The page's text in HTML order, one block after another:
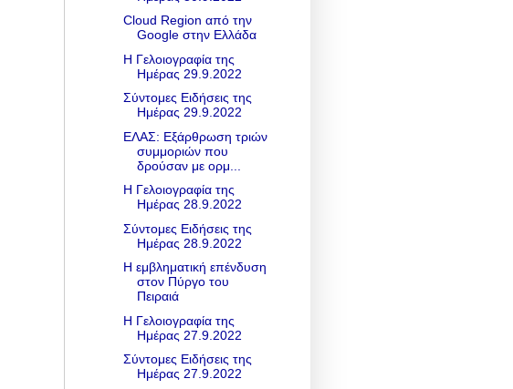
Cloud Region από την
Google στην Ελλάδα
Η Γελοιογραφία της
Ημέρας 29.9.2022
Σύντομες Ειδήσεις της
Ημέρας 29.9.2022
ΕΛΑΣ: Εξάρθρωση τριών
συμμοριών που
δρούσαν με ορμ...
Η Γελοιογραφία της
Ημέρας 28.9.2022
Σύντομες Ειδήσεις της
Ημέρας 28.9.2022
Η εμβληματική επένδυση
στον Πύργο του
Πειραιά
Η Γελοιογραφία της
Ημέρας 27.9.2022
Σύντομες Ειδήσεις της
Ημέρας 27.9.2022